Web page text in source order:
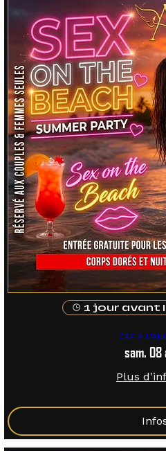
1 jour avant
CAP A
sam. 08
Plus